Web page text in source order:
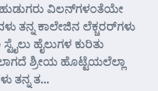
ಹುಡುಗರು ವಿಲನ್‌ಗಳಂತೆಯೇ
ತನ್ನ ಕಾಲೇಜಿನ ಲೆಕ್ಚರರ್‌ಗಳು
ಹೈಲುಗಳ ಕುರಿತು
ಶ್ರೀಯ ಹೊಟ್ಟೆಯಲೆಲ್ಲಾ
ತನ್ನ ತ...